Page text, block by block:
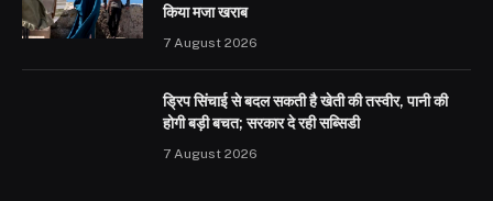
किया मजा खराब
7 August 2026
ड्रिप सिंचाई से बदल सकती है खेती की तस्वीर, पानी की
होगी बड़ी बचत; सरकार दे रही सब्सिडी
7 August 2026